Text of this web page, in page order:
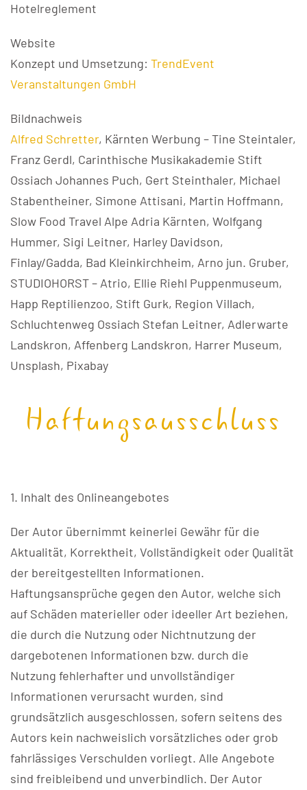
Hotelreglement
Website
Konzept und Umsetzung: TrendEvent
Veranstaltungen GmbH
Bildnachweis
Alfred Schretter, Kärnten Werbung – Tine Steintaler,
Franz Gerdl, Carinthische Musikakademie Stift
Ossiach Johannes Puch, Gert Steinthaler, Michael
Stabentheiner, Simone Attisani, Martin Hoffmann,
Slow Food Travel Alpe Adria Kärnten, Wolfgang
Hummer, Sigi Leitner, Harley Davidson,
Finlay/Gadda, Bad Kleinkirchheim, Arno jun. Gruber,
STUDIOHORST – Atrio, Ellie Riehl Puppenmuseum,
Happ Reptilienzoo, Stift Gurk, Region Villach,
Schluchtenweg Ossiach Stefan Leitner, Adlerwarte
Landskron, Affenberg Landskron, Harrer Museum,
Unsplash, Pixabay
Haftungsausschluss
1. Inhalt des Onlineangebotes
Der Autor übernimmt keinerlei Gewähr für die
Aktualität, Korrektheit, Vollständigkeit oder Qualität
der bereitgestellten Informationen.
Haftungsansprüche gegen den Autor, welche sich
auf Schäden materieller oder ideeller Art beziehen,
die durch die Nutzung oder Nichtnutzung der
dargebotenen Informationen bzw. durch die
Nutzung fehlerhafter und unvollständiger
Informationen verursacht wurden, sind
grundsätzlich ausgeschlossen, sofern seitens des
Autors kein nachweislich vorsätzliches oder grob
fahrlässiges Verschulden vorliegt. Alle Angebote
sind freibleibend und unverbindlich. Der Autor